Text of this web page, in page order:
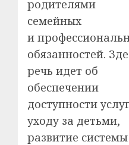
родителями
семейных
и
обязанностей.
речь идет об
обеспечении
доступности
уходу за детьми,
развитие системы